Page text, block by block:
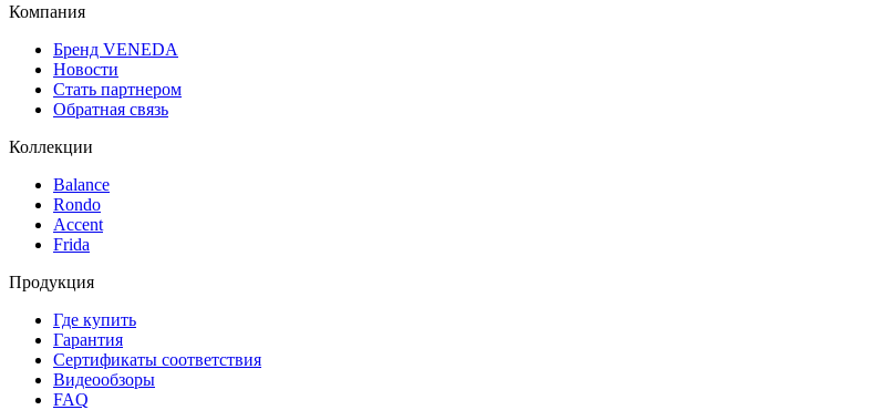
Компания
Бренд VENEDA
Новости
Стать партнером
Обратная связь
Коллекции
Balance
Rondo
Accent
Frida
Продукция
Где купить
Гарантия
Сертификаты соответствия
Видеообзоры
FAQ